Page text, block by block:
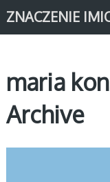
ZNACZENIE
maria
Archive